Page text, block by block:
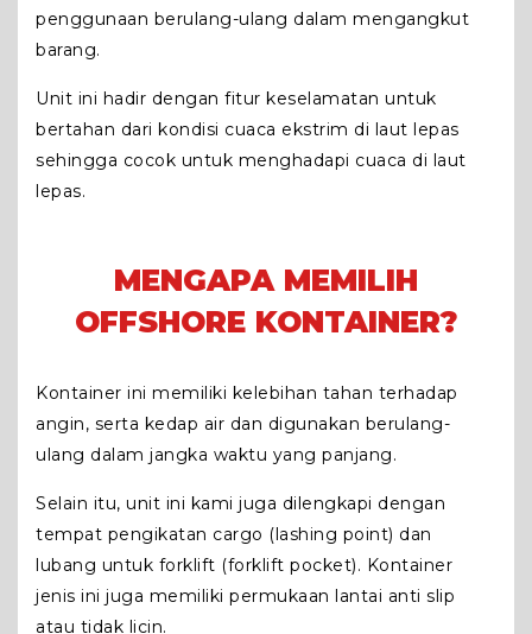
penggunaan berulang-ulang dalam mengangkut
barang.
Unit ini hadir dengan fitur keselamatan untuk
bertahan dari kondisi cuaca ekstrim di laut lepas
sehingga cocok untuk menghadapi cuaca di laut
lepas.
MENGAPA MEMILIH
OFFSHORE KONTAINER?
Kontainer ini memiliki kelebihan tahan terhadap
angin, serta kedap air dan digunakan berulang-
ulang dalam jangka waktu yang panjang.
Selain itu, unit ini kami juga dilengkapi dengan
tempat pengikatan cargo (lashing point) dan
lubang untuk forklift (forklift pocket). Kontainer
jenis ini juga memiliki permukaan lantai anti slip
atau tidak licin.